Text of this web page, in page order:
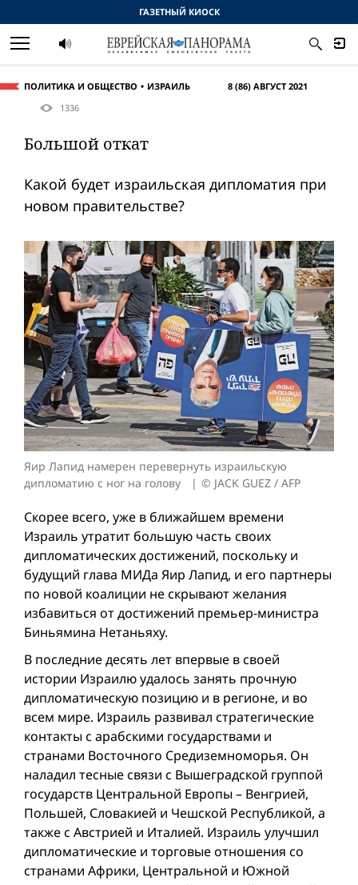
ПОЛИТИКА И ОБЩЕСТВО ИЗРАИЛЬ
8 (86) АВГУСТ 2021
1336
Большой откат
Какой будет израильская дипломатия при
новом правительстве?
Яир Лапид намерен перевернуть израильскую
дипломатию с ног на голову
© JACK GUEZ / AFP
Скорее всего, уже в ближайшем времени
Израиль утратит большую часть своих
дипломатических достижений, поскольку и
будущий глава МИДа Яир Лапид, и его партнеры
по новой коалиции не скрывают желания
избавиться от достижений премьер-министра
Биньямина Нетаньяху.
В последние десять лет впервые в своей
истории Израилю удалось занять прочную
дипломатическую позицию и в регионе, и во
всем мире. Израиль развивал стратегические
контакты с арабскими государствами и
странами Восточного Средиземноморья. Он
наладил тесные связи с Вышеградской группой
государств Центральной Европы – Венгрией,
Польшей, Словакией и Чешской Республикой, а
также с Австрией и Италией. Израиль улучшил
дипломатические и торговые отношения со
странами Африки, Центральной и Южной
ГАЗЕТНЫЙ КИОСК